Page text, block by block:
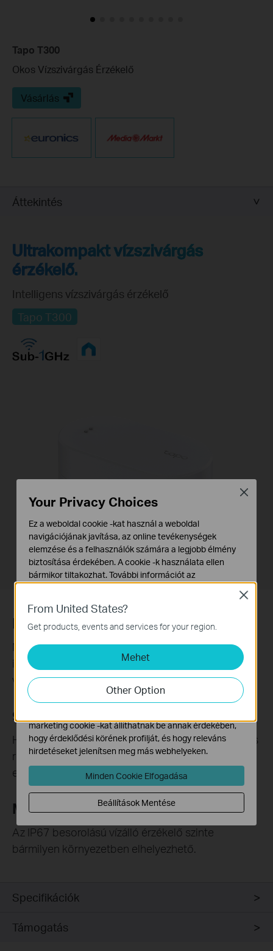
Tapo T300
Okos Vízszivárgás Érzékelő
Vásárlás
Áttekintés
Ultrakompakt vízszivárgás
érzékelő.
Intelligens vízszivárgás érzékelő
Tapo T300
Kétirányú intelligens indukció
Mind a felülről csöpögő, mind az alulról szivárgó víz
időben észlelhető, így megmenthetők a bútorok
vagy az ingatlana.
90 dB riasztás több eszközről
Ha potenciális szivárgást észlel, az érzékelő hangos
riasztást ad, a hub és a Tapo App értesítéseivel
együtt.
Maradjon tartós
Az IP67 besorolású vízálló érzékelő szinte
bármilyen környezetben elhelyezhető.
Specifikációk
Támogatás
From United States?
Get products, events and services for your region.
Mehet
Other Option
Close
Your Privacy Choices
Ez a weboldal cookie -kat használ a weboldal
navigációjának javítása, az online tevékenységek
elemzése és a felhasználók számára a legjobb élmény
biztosítása érdekében. A cookie -k használata ellen
bármikor tiltakozhat. További információt az
Alap Cookie-k
Ezek a cookie -k a webhely működéséhez szükségesek,
és nem tilthatók le a rendszereiben.
Marketing és Elemző Cookie-k
Az elemző cookie -k lehetővé teszik számunkra, hogy
elemezzük weboldalunkon végzett tevékenységeit, hogy
javítsuk és módosítsuk webhelyünk működését.
marketing cookie -kat állíthatnak be annak érdekében,
hogy érdeklődési körének profilját, és hogy releváns
hirdetéseket jelenítsen meg más webhelyeken.
Minden Cookie Elfogadása
Beállítások Mentése
Close